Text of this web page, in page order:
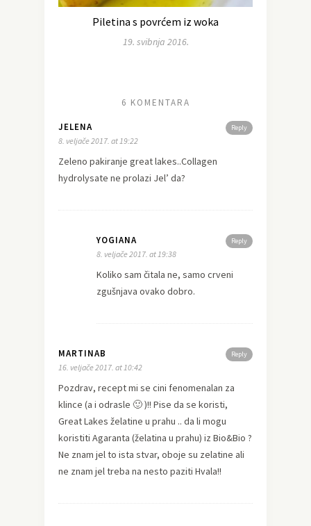
Piletina s povrćem iz woka
19. svibnja 2016.
6 KOMENTARA
Reply
JELENA
8. veljače 2017. at 19:22
Zeleno pakiranje great lakes..Collagen
hydrolysate ne prolazi Jel’ da?
Reply
YOGIANA
8. veljače 2017. at 19:38
Koliko sam čitala ne, samo crveni
zgušnjava ovako dobro.
Reply
MARTINAB
16. veljače 2017. at 10:42
Pozdrav, recept mi se cini fenomenalan za
klince (a i odrasle 🙂 )!! Pise da se koristi,
Great Lakes želatine u prahu .. da li mogu
koristiti Agaranta (želatina u prahu) iz Bio&Bio ?
Ne znam jel to ista stvar, oboje su zelatine ali
ne znam jel treba na nesto paziti Hvala!!